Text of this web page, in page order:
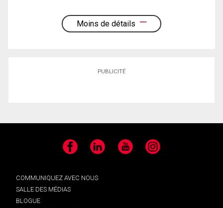
Moins de détails
PUBLICITÉ
Facebook LinkedIn YouTube Instagram
COMMUNIQUEZ AVEC NOUS
SALLE DES MÉDIAS
BLOGUE